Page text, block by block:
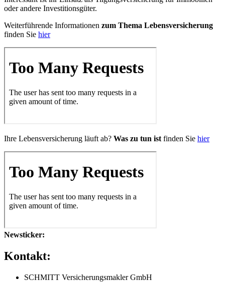
oder andere Investitionsgüter.
Weiterführende Informationen zum Thema Lebensversicherung
finden Sie hier
Ihre Lebensversicherung läuft ab? Was zu tun ist finden Sie hier
Newsticker:
Kontakt:
SCHMITT Versicherungsmakler GmbH